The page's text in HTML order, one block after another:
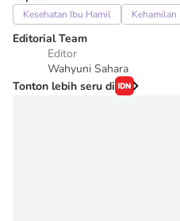
Kesehatan Ibu Hamil Kehamilan
Editorial Team
Editor
Wahyuni Sahara
Tonton lebih seru di